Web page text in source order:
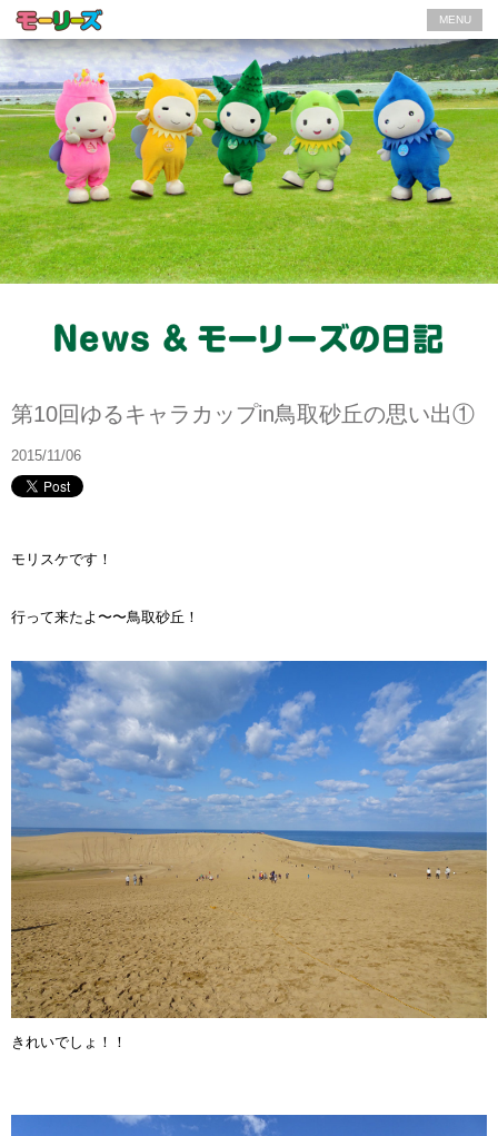
MENU
第10回ゆるキャラカップin鳥取砂丘の思い出①
2015/11/06
モリスケです！
行って来たよ〜〜鳥取砂丘！
きれいでしょ！！